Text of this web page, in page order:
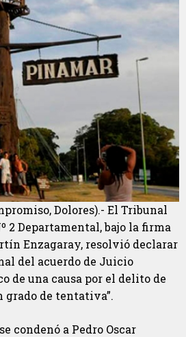
Dolores).- El Tribunal
2 Departamental, bajo la firma
Enzagaray, resolvió declarar
del acuerdo de Juicio
de una causa por el delito de
de tentativa”.
condenó a Pedro Oscar